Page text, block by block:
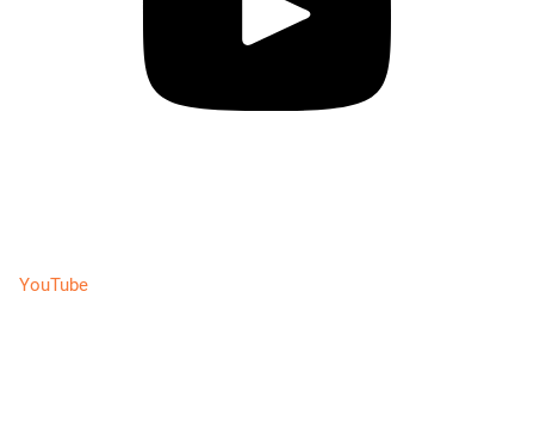
YouTube